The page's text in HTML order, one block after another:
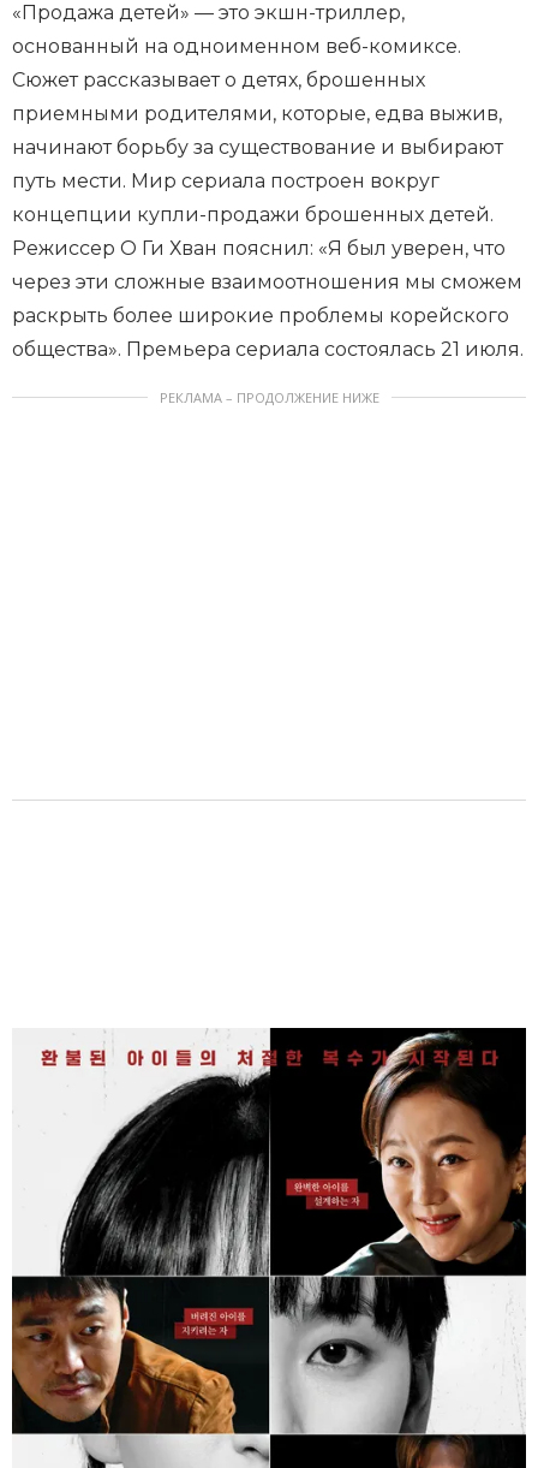
«Продажа детей» — это экшн-триллер,
основанный на одноименном веб-комиксе.
Сюжет рассказывает о детях, брошенных
приемными родителями, которые, едва выжив,
начинают борьбу за существование и выбирают
путь мести. Мир сериала построен вокруг
концепции купли-продажи брошенных детей.
Режиссер О Ги Хван пояснил: «Я был уверен, что
через эти сложные взаимоотношения мы сможем
раскрыть более широкие проблемы корейского
общества». Премьера сериала состоялась 21 июля.
РЕКЛАМА – ПРОДОЛЖЕНИЕ НИЖЕ